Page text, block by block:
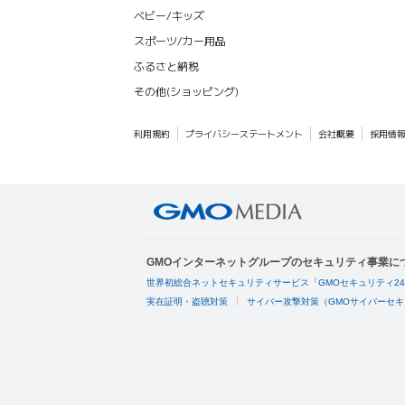
ベビー/キッズ
スポーツ/カー用品
ふるさと納税
その他(ショッピング)
利用規約 プライバシーステートメント 会社概要 採用情報
GMOインターネットグループのセキュリティ事業に
世界初総合ネットセキュリティサービス「GMOセキュリティ
実在証明・盗聴対策
サイバー攻撃対策（GMOサイバーセ